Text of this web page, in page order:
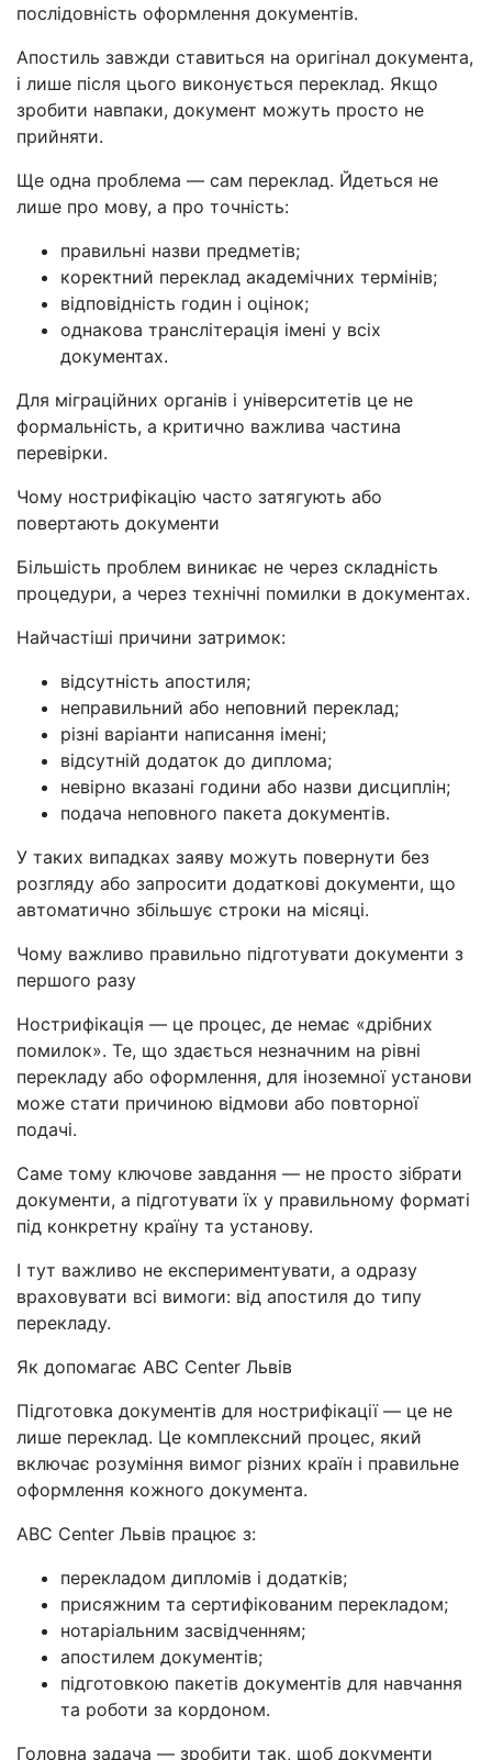
послідовність оформлення документів.
Апостиль завжди ставиться на оригінал документа,
і лише після цього виконується переклад. Якщо
зробити навпаки, документ можуть просто не
прийняти.
Ще одна проблема — сам переклад. Йдеться не
лише про мову, а про точність:
правильні назви предметів;
коректний переклад академічних термінів;
відповідність годин і оцінок;
однакова транслітерація імені у всіх
документах.
Для міграційних органів і університетів це не
формальність, а критично важлива частина
перевірки.
Чому нострифікацію часто затягують або
повертають документи
Більшість проблем виникає не через складність
процедури, а через технічні помилки в документах.
Найчастіші причини затримок:
відсутність апостиля;
неправильний або неповний переклад;
різні варіанти написання імені;
відсутній додаток до диплома;
невірно вказані години або назви дисциплін;
подача неповного пакета документів.
У таких випадках заяву можуть повернути без
розгляду або запросити додаткові документи, що
автоматично збільшує строки на місяці.
Чому важливо правильно підготувати документи з
першого разу
Нострифікація — це процес, де немає «дрібних
помилок». Те, що здається незначним на рівні
перекладу або оформлення, для іноземної установи
може стати причиною відмови або повторної
подачі.
Саме тому ключове завдання — не просто зібрати
документи, а підготувати їх у правильному форматі
під конкретну країну та установу.
І тут важливо не експериментувати, а одразу
враховувати всі вимоги: від апостиля до типу
перекладу.
Як допомагає ABC Center Львів
Підготовка документів для нострифікації — це не
лише переклад. Це комплексний процес, який
включає розуміння вимог різних країн і правильне
оформлення кожного документа.
ABC Center Львів працює з:
перекладом дипломів і додатків;
присяжним та сертифікованим перекладом;
нотаріальним засвідченням;
апостилем документів;
підготовкою пакетів документів для навчання
та роботи за кордоном.
Головна задача — зробити так, щоб документи